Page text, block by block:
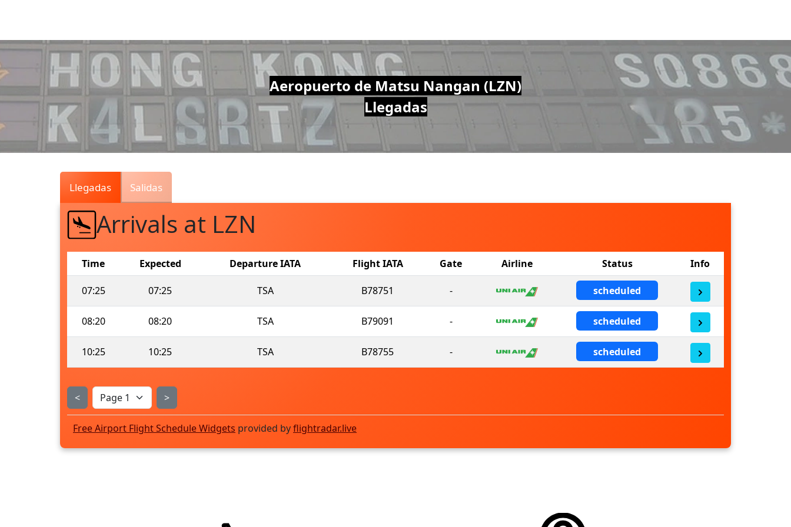
Traffic
Live
Aeropuerto de Matsu Nangan (LZN)
Llegadas
Llegadas Salidas
Arrivals at LZN
Time Expected Departure IATA Flight IATA Gate Airline Status Info
07:25 07:25 TSA B78751 - scheduled
08:20 08:20 TSA B79091 - scheduled
10:25 10:25 TSA B78755 - scheduled
< >
Free Airport Flight Schedule Widgets provided byflightradar.live